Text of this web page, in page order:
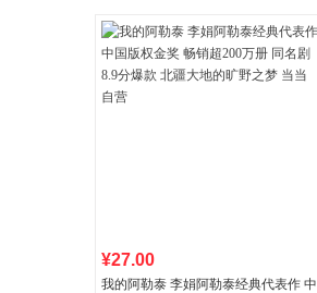
¥27.00
我的阿勒泰 李娟阿勒泰经典代表作 中